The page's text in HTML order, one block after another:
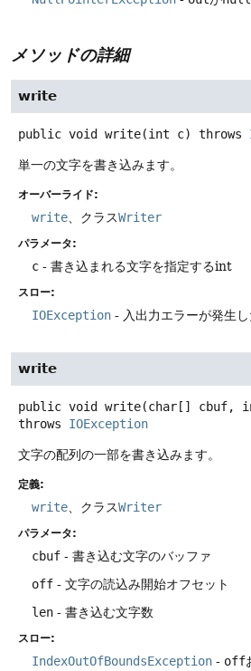
メソッドの詳細
write
public void write(int c) throws
単一の文字を書き込みます。
オーバーライド:
write、クラスWriter
パラメータ:
c - 書き込まれる文字を指定するint
スロー:
IOException - 入出力エラーが発生
write
public void write(char[] cbuf,
throws IOException
文字の配列の一部を書き込みます。
定義:
write 、クラスWriter
パラメータ:
cbuf - 書き込む文字のバッファ
off - 文字の読込み開始オフセット
len - 書き込む文字数
スロー:
IndexOutOfBoundsException - off